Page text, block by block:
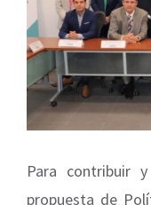
Para contribuir
propuesta de